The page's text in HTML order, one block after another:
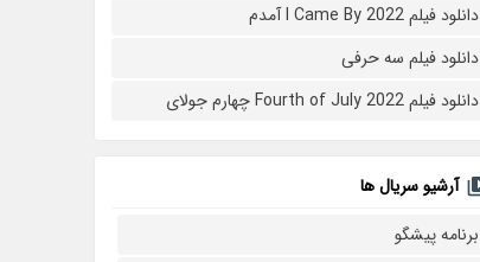
دانلود فیلم I Came By 2022 آمدم
دانلود فیلم سه حرفی
دانلود فیلم Fourth of July 2022 چهارم جولای
آرشیو سریال ها
برنامه پیشگو